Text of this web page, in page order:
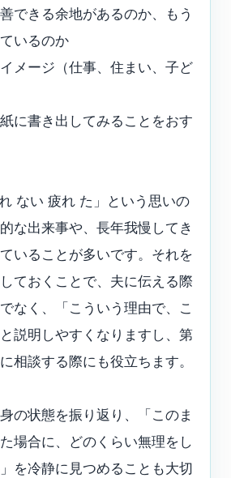
できる余地があるのか、もう
いるのか
メージ（仕事、住まい、子ど
に書き出してみることをおす
ない 疲れ た」という思いの
な出来事や、長年我慢してき
いることが多いです。それを
ておくことで、夫に伝える際
なく、「こういう理由で、こ
説明しやすくなりますし、第
相談する際にも役立ちます。
の状態を振り返り、「このま
場合に、どのくらい無理をし
を冷静に見つめることも大切